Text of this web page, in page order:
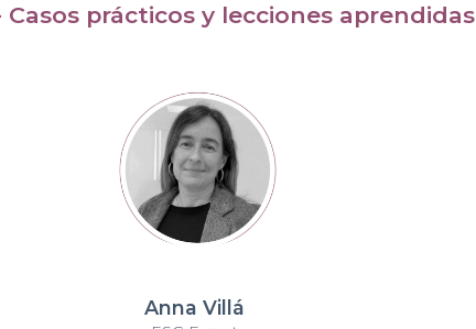
Casos prácticos y lecciones aprendidas
Anna Villá